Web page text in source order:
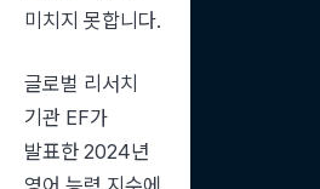
미치지 못합니다.
글로벌 리서치
기관 EF가
발표한 2024년